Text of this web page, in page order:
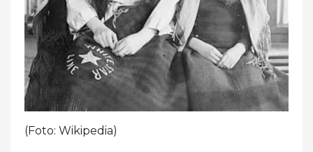
(Foto: Wikipedia)